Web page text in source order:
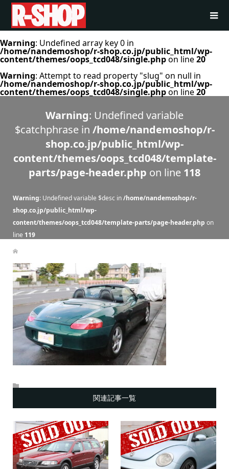
Warning: Undefined array key 0 in
/home/nandemoshop/r-shop.co.jp/public_html/wp-
content/themes/oops_tcd048/single.phpon line20
Warning: Attempt to read property "slug" on null in
/home/nandemoshop/r-shop.co.jp/public_html/wp-
content/themes/oops_tcd048/single.phpon line20
Warning: Undefined variable
$catchphrase in /home/nandemoshop/r-
shop.co.jp/public_html/wp-
content/themes/oops_tcd048/template-
parts/page-header.php on line 118
Warning: Undefined variable $desc in/home/nandemoshop/r-
shop.co.jp/public_html/wp-
content/themes/oops_tcd048/template-parts/page-header.php on
line 119
関連記事一覧